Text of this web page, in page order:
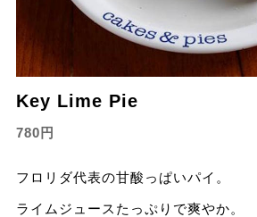
Key Lime Pie
780円
フロリダ代表の甘酸っぱいパイ。
ライムジュースたっぷりで爽やか。